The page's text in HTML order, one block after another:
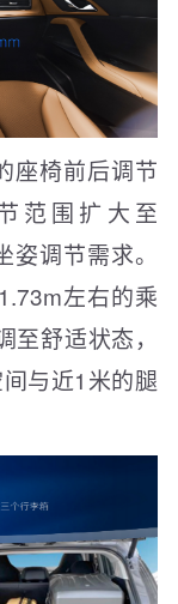
座椅前后调节
范围扩大至
调节需求。
左右的乘
舒适状态，
与近1米的腿